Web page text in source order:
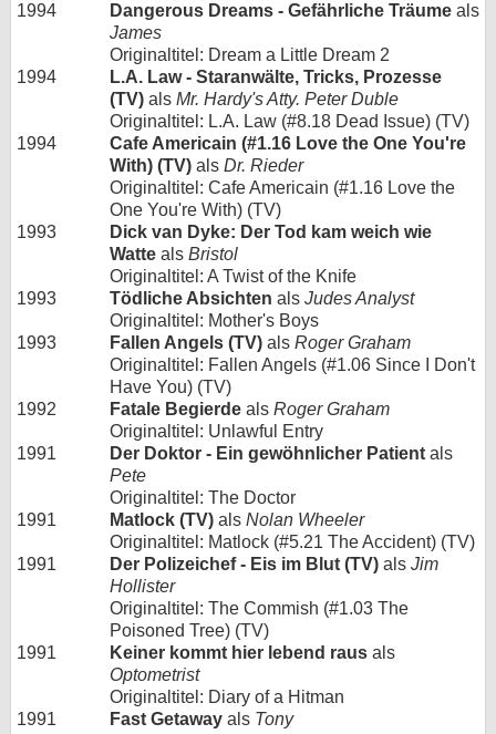
1994
Dangerous Dreams - Gefährliche Träume als
James
Originaltitel: Dream a Little Dream 2
1994
L.A. Law - Staranwälte, Tricks, Prozesse
(TV) als Mr. Hardy's Atty. Peter Duble
Originaltitel: L.A. Law (#8.18 Dead Issue) (TV)
1994
Cafe Americain (#1.16 Love the One You're
With) (TV) als Dr. Rieder
Originaltitel: Cafe Americain (#1.16 Love the
One You're With) (TV)
1993
Dick van Dyke: Der Tod kam weich wie
Watte als Bristol
Originaltitel: A Twist of the Knife
1993
Tödliche Absichten als Judes Analyst
Originaltitel: Mother's Boys
1993
Fallen Angels (TV) als Roger Graham
Originaltitel: Fallen Angels (#1.06 Since I Don't
Have You) (TV)
1992
Fatale Begierde als Roger Graham
Originaltitel: Unlawful Entry
1991
Der Doktor - Ein gewöhnlicher Patient als
Pete
Originaltitel: The Doctor
1991
Matlock (TV) als Nolan Wheeler
Originaltitel: Matlock (#5.21 The Accident) (TV)
1991
Der Polizeichef - Eis im Blut (TV) als Jim
Hollister
Originaltitel: The Commish (#1.03 The
Poisoned Tree) (TV)
1991
Keiner kommt hier lebend raus als
Optometrist
Originaltitel: Diary of a Hitman
1991
Fast Getaway als Tony